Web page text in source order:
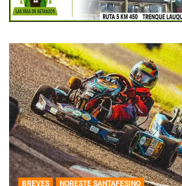
BREVES NORESTE SANTAFESINO